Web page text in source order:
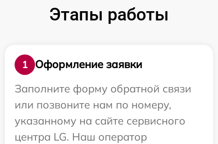
Этапы работы
1
Оформление заявки
Заполните форму обратной связи
или позвоните нам по номеру,
указанному на сайте сервисного
центра LG. Наш оператор